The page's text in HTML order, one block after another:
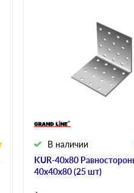
KUR-40х80
40х40х80 (25 шт)
В наличии